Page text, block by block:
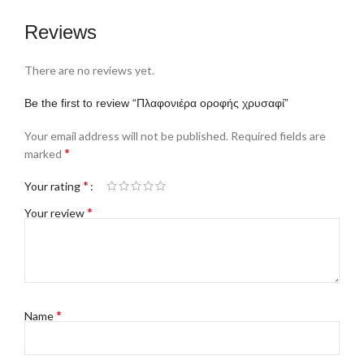
Reviews
There are no reviews yet.
Be the first to review “Πλαφονιέρα οροφής χρυσαφί”
Your email address will not be published. Required fields are
marked *
Your rating*
Your review*
Name*